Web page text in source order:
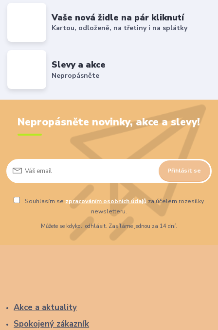
Vaše nová židle na pár kliknutí
Kartou, odloženě, na třetiny i na splátky
Slevy a akce
Nepropásněte
Nepropásněte novinky, akce a slevy!
Přihlásit se
Souhlasím se zpracováním osobních údajů za účelem rozesílky
newsletteru.
Můžete se kdykoli odhlásit. Zasíláme jednou za 14 dní.
Akce a aktuality
Spokojený zákazník